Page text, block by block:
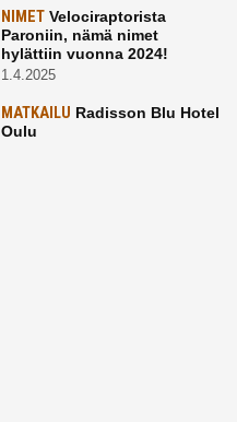
NIMETVelociraptorista
Paroniin, nämä nimet
hylättiin vuonna 2024!
1.4.2025
MATKAILU Radisson Blu Hotel
Oulu